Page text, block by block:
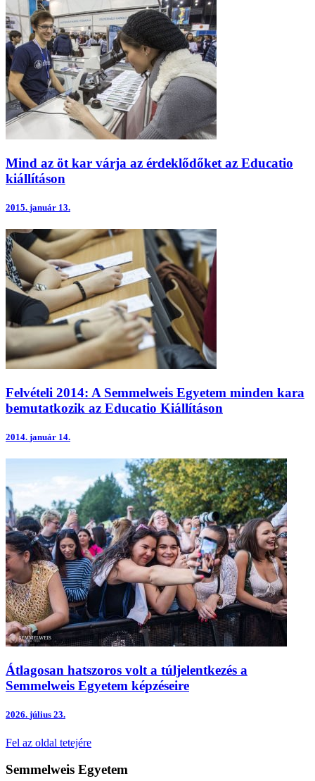
Mind az öt kar várja az érdeklődőket az Educatio
kiállításon
2015. január 13.
Felvételi 2014: A Semmelweis Egyetem minden kara
bemutatkozik az Educatio Kiállításon
2014. január 14.
Átlagosan hatszoros volt a túljelentkezés a
Semmelweis Egyetem képzéseire
2026. július 23.
Fel az oldal tetejére
Semmelweis Egyetem